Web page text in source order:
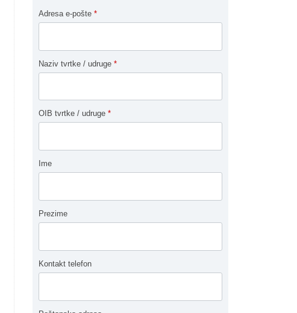
Adresa e-pošte *
Naziv tvrtke / udruge *
OIB tvrtke / udruge *
Ime
Prezime
Kontakt telefon